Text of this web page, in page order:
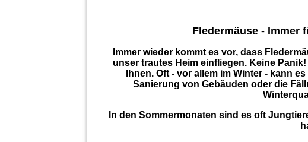
Fledermäuse - Immer
Immer wieder kommt es vor, dass
unser trautes Heim einfliegen. Keine
Ihnen. Oft - vor allem im Winter - kann
Sanierung von Gebäuden oder die
In den Sommermonaten sind es oft